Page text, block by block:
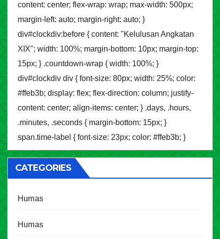
content: center; flex-wrap: wrap; max-width: 500px;
margin-left: auto; margin-right: auto; }
div#clockdiv:before { content: "Kelulusan Angkatan
XIX"; width: 100%; margin-bottom: 10px; margin-top:
15px; } .countdown-wrap { width: 100%; }
div#clockdiv div { font-size: 80px; width: 25%; color:
#ffeb3b; display: flex; flex-direction: column; justify-
content: center; align-items: center; } .days, .hours,
.minutes, .seconds { margin-bottom: 15px; }
span.time-label { font-size: 23px; color: #ffeb3b; }
CATEGORIES
Humas
Humas